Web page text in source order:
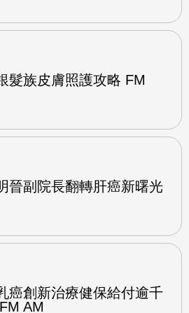
髮族皮膚照護攻略 FM
晉副院長翻轉肝癌新曙光
癌創新治療健保給付逾千
AM